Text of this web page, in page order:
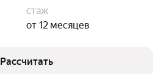
стаж
от 12 месяцев
Рассчитать